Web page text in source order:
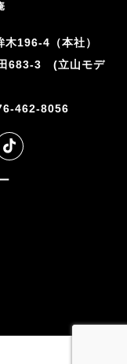
196-4（本社）
683-3 (立山モデ
462-8056